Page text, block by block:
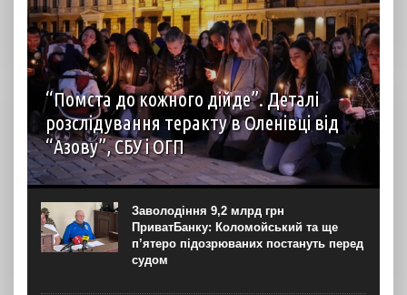
“Помста до кожного дійде”. Деталі
розслідування теракту в Оленівці від
“Азову”, СБУ і ОГП
автор: Наталія Терамае 28 липня рідні вцілілих
“азовців” в Оленівці виступили із шокуючою заявою.
Мовляв, списки полонених у “бараці 200”, де стався
вибух, укладав полонений представник корпусу. Заява...
Заволодіння 9,2 млрд грн
ПриватБанку: Коломойський та ще
п’ятеро підозрюваних постануть перед
судом